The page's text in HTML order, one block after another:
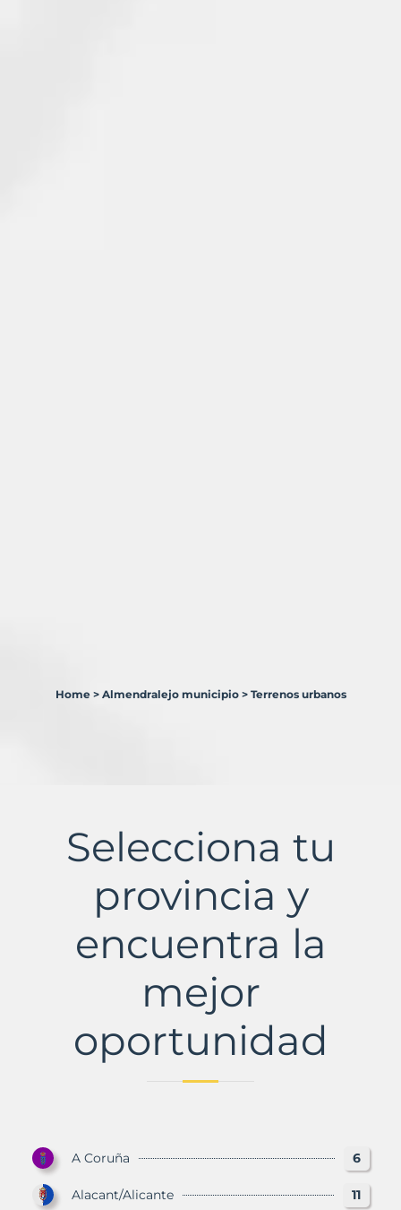
Murbalands
Home > Almendralejo municipio > Terrenos urbanos
Selecciona tu
provincia y
encuentra la
mejor
oportunidad
A Coruña 6
Alacant/Alicante 11